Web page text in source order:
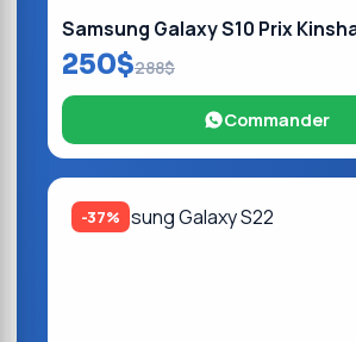
Samsung Galaxy S10 Prix
250$288$
Commander
-37%